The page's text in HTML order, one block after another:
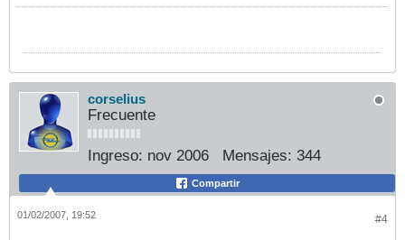
corselius
Frecuente
Ingreso: nov 2006 Mensajes: 344
Compartir
#4
01/02/2007, 19:52